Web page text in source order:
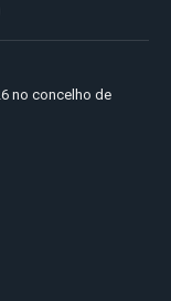
no concelho de